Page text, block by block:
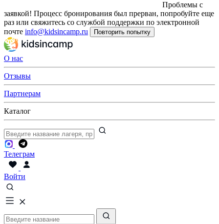
Проблемы с
заявкой! Процесс бронирования был прерван, попробуйте еще
раз или свяжитесь со службой поддержки по электронной
почте info@kidsincamp.ru Повторить попытку
О нас
Отзывы
Партнерам
Каталог
Телеграм
Войти